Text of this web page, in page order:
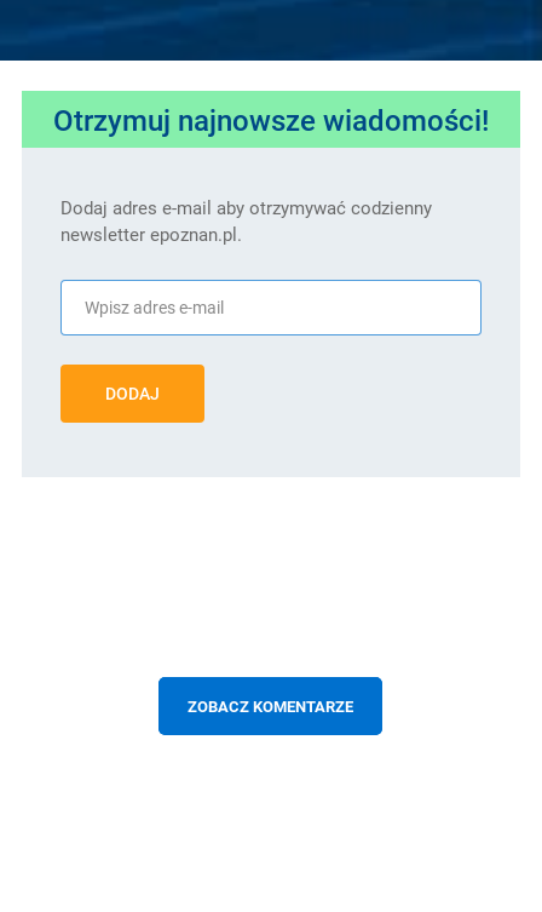
Otrzymuj najnowsze wiadomości!
Dodaj adres e-mail aby otrzymywać codzienny
newsletter epoznan.pl.
DODAJ
ZOBACZ KOMENTARZE